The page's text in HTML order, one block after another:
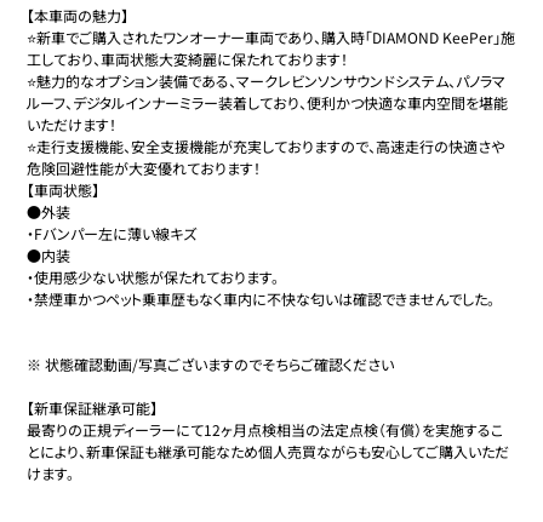
【本車両の魅力】
⭐️新車でご購入されたワンオーナー車両であり、購入時「DIAMOND KeePer」施
工しており、車両状態大変綺麗に保たれております！
⭐️魅力的なオプション装備である、マークレビンソンサウンドシステム、パノラマ
ルーフ、デジタルインナーミラー装着しており、便利かつ快適な車内空間を堪能
いただけます！
⭐️走行支援機能、安全支援機能が充実しておりますので、高速走行の快適さや
危険回避性能が大変優れております！
【車両状態】
●外装
・Fバンパー左に薄い線キズ
●内装
・使用感少ない状態が保たれております。
・禁煙車かつペット乗車歴もなく車内に不快な匂いは確認できませんでした。
※ 状態確認動画/写真ございますのでそちらご確認ください
【新車保証継承可能】
最寄りの正規ディーラーにて12ヶ月点検相当の法定点検（有償）を実施するこ
とにより、新車保証も継承可能なため個人売買ながらも安心してご購入いただ
けます。